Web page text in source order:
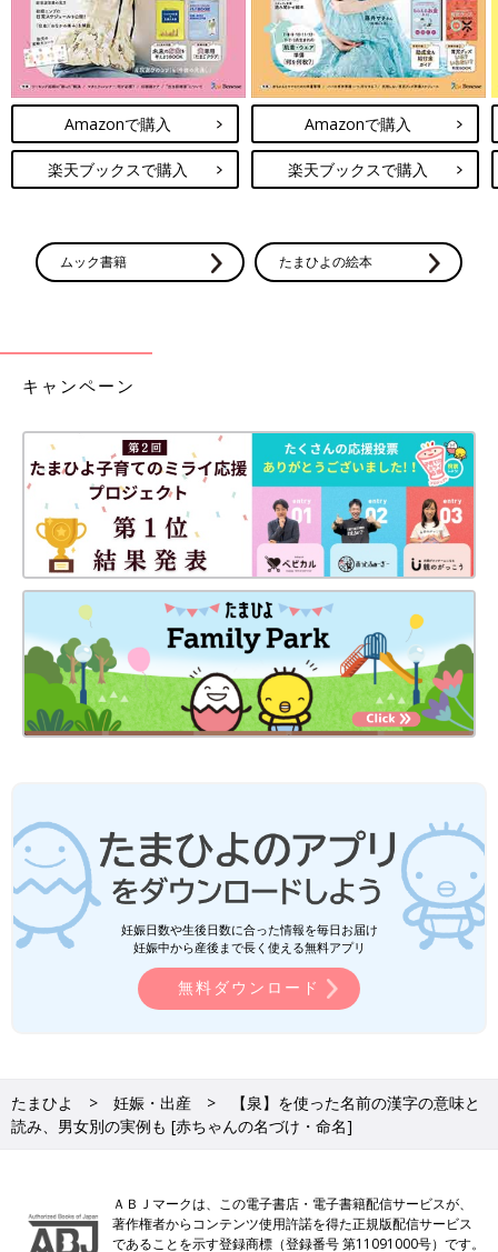
Amazonで購入
楽天ブックスで購入
Amazonで購入
楽天ブックスで購入
ムック書籍 たまひよの絵本
キャンペーン
妊娠日数や生後日数に合った情報を毎日お届け
妊娠中から産後まで長く使える無料アプリ
無料ダウンロード
たまひよ 妊娠・出産
【泉】を使った名前の漢字の意味と
読み、男女別の実例も [赤ちゃんの名づけ・命名]
ＡＢＪマークは、この電子書店・電子書籍配信サービスが、
著作権者からコンテンツ使用許諾を得た正規版配信サービス
であることを示す登録商標（登録番号 第11091000号）です。